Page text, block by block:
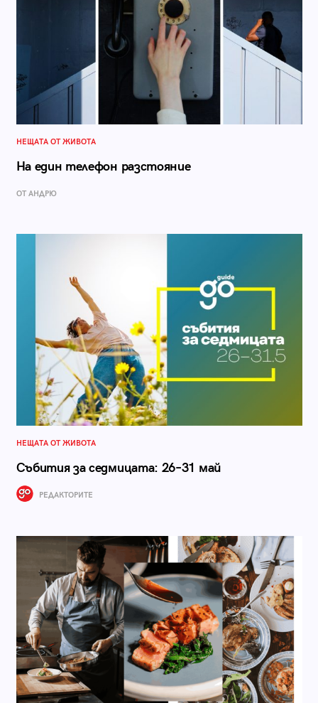
НЕЩАТА ОТ ЖИВОТА
На един телефон разстояние
ОТ АНДРЮ
НЕЩАТА ОТ ЖИВОТА
Събития за седмицата: 26–31 май
РЕДАКТОРИТЕ